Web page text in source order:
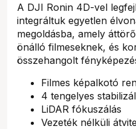
A DJI Ronin 4D-vel
integráltuk egyetlen
megoldásba, amely
önálló filmeseknek, és
összehangolt
Filmes képalkotó
4 tengelyes
LiDAR fókuszálás
Vezeték nélküli